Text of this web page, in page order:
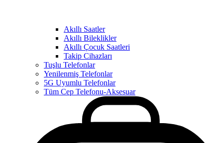
Akıllı Saatler
Akıllı Bileklikler
Akıllı Çocuk Saatleri
Takip Cihazları
Tuşlu Telefonlar
Yenilenmiş Telefonlar
5G Uyumlu Telefonlar
Tüm Cep Telefonu-Aksesuar